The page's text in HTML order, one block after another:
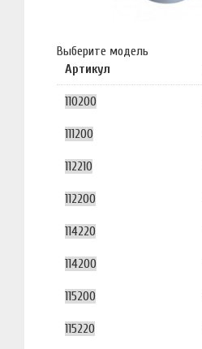
Выберите модель
Артикул
110200
111200
112210
112200
114220
114200
115200
115220